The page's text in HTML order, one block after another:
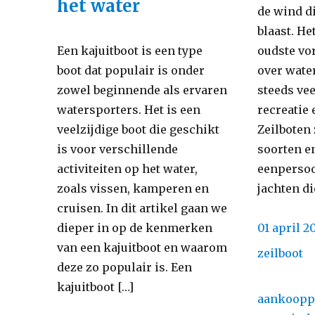
boot?
Tips
en
advies
voor
boten
kopen.
de wind
blaast.
oudste
over
steeds
recreatie
Zeilboten
soorten
jachten
Posted
01 april
Categories
zeilboot
Tags
het water
Een kajuitboot is een type
boot dat populair is onder
zowel beginnende als ervaren
watersporters. Het is een
veelzijdige boot die geschikt
is voor verschillende
activiteiten op het water,
zoals vissen, kamperen en
cruisen. In dit artikel gaan we
dieper in op de kenmerken
van een kajuitboot en waarom
deze zo populair is. Een
kajuitboot […]